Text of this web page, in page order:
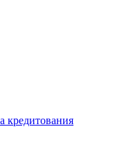
кредитования